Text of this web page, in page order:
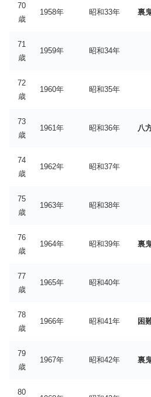
70
歳
1958年 昭和33年 裏
71
歳
1959年 昭和34年
72
歳
1960年 昭和35年
73
歳
1961年 昭和36年 八
74
歳
1962年 昭和37年
75
歳
1963年 昭和38年
76
歳
1964年 昭和39年 裏
77
歳
1965年 昭和40年
78
歳
1966年 昭和41年 困
79
歳
1967年 昭和42年 裏
80